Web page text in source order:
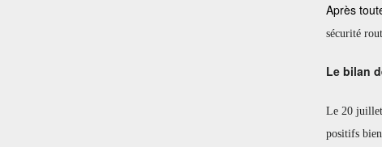
Après
sécurité
Le bilan
Le 20
positifs